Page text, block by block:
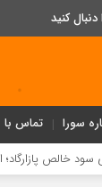
سورا تماس با